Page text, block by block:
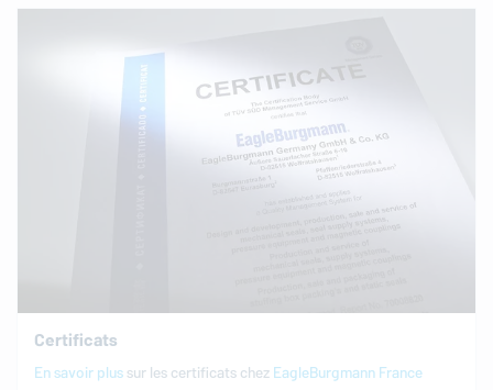
Certificats
En savoir plussur les certificats chezEagleBurgmannFrance